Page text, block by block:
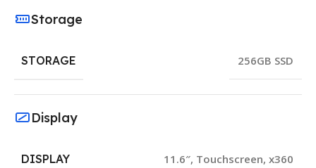
Storage
STORAGE 256GB SSD
Display
DISPLAY 11.6″, Touchscreen, x360